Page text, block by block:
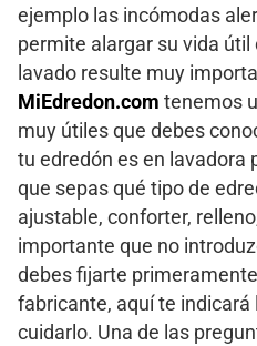
ejemplo las incómodas
permite alargar su vida útil
lavado resulte muy
MiEdredon.com tenemos
muy útiles que debes
tu edredón es en lavadora
que sepas qué tipo de
ajustable, conforter,
importante que no
debes fijarte
fabricante, aquí te indicará
cuidarlo. Una de las